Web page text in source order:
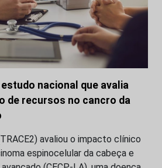
nacional que avalia
de recursos no cancro da
avaliou o impacto clínico
espinocelular da cabeça e